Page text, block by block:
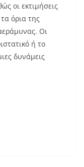
οι εκτιμήσεις
όρια της
Οι
ή το
δυνάμεις